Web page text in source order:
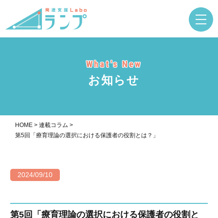
What's New
お知らせ
HOME >連載コラム >
第5回「療育理論の選択における保護者の役割とは？」
2024/09/10
第5回「療育理論の選択における保護者の役割と